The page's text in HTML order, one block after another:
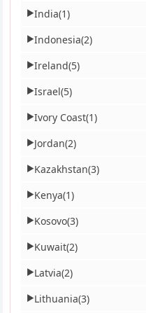
▶India(1)
▶Indonesia(2)
▶Ireland(5)
▶Israel(5)
▶Ivory Coast(1)
▶Jordan(2)
▶Kazakhstan(3)
▶Kenya(1)
▶Kosovo(3)
▶Kuwait(2)
▶Latvia(2)
▶Lithuania(3)